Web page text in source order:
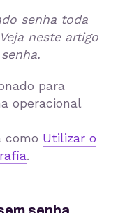
senha toda
neste artigo
para
operacional
como Utilizar o
.